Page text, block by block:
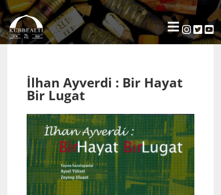
İlhan Ayverdi : Bir Hayat
Bir Lugat